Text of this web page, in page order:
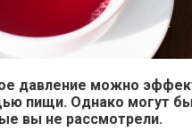
давление можно
пищи. Однако могут
вы не рассмотрели.